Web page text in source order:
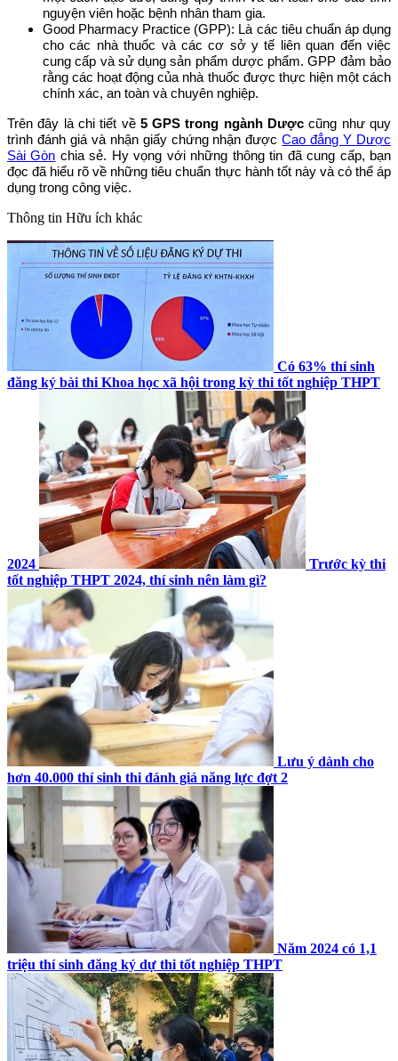
nguyện viên hoặc bệnh nhân tham gia.
Good Pharmacy Practice (GPP): Là các tiêu chuẩn áp dụng
cho các nhà thuốc và các cơ sở y tế liên quan đến việc
cung cấp và sử dụng sản phẩm dược phẩm. GPP đảm bảo
rằng các hoạt động của nhà thuốc được thực hiện một cách
chính xác, an toàn và chuyên nghiệp.
Trên đây là chi tiết về 5 GPS trong ngành Dược cũng như quy
trình đánh giá và nhận giấy chứng nhận đượcCao đẳng Y Dược
Sài Gòn chia sẻ. Hy vọng với những thông tin đã cung cấp, bạn
đọc đã hiểu rõ về những tiêu chuẩn thực hành tốt này và có thể áp
dụng trong công việc.
Thông tin Hữu ích khác
Có 63% thí sinh
đăng ký bài thi Khoa học xã hội trong kỳ thi tốt nghiệp THPT
2024
Trước kỳ thi
tốt nghiệp THPT 2024, thí sinh nên làm gì?
Lưu ý dành cho
hơn 40.000 thí sinh thi đánh giá năng lực đợt 2
Năm 2024 có 1,1
triệu thí sinh đăng ký dự thi tốt nghiệp THPT